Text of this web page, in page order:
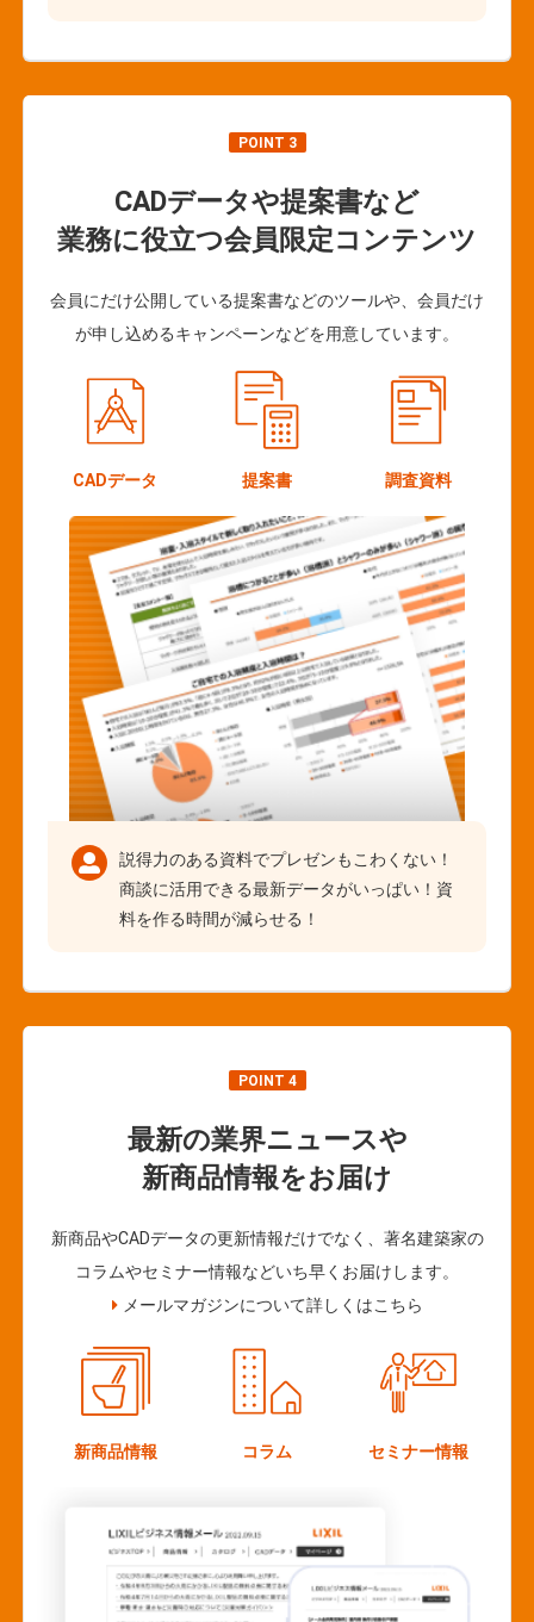
POINT 3
CADデータや提案書など
業務に役立つ会員限定コンテンツ
会員にだけ公開している提案書などのツールや、会員だけ
が申し込めるキャンペーンなどを用意しています。
CADデータ 提案書 調査資料
説得力のある資料でプレゼンもこわくない！
商談に活用できる最新データがいっぱい！資
料を作る時間が減らせる！
POINT 4
最新の業界ニュースや
新商品情報をお届け
新商品やCADデータの更新情報だけでなく、著名建築家の
コラムやセミナー情報などいち早くお届けします。
メールマガジンについて詳しくはこちら
新商品情報 コラム セミナー情報